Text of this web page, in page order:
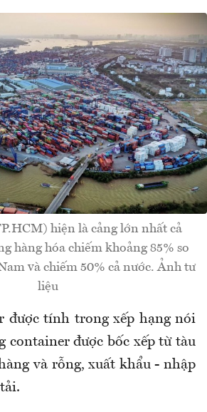
hiện là cảng lớn nhất cả
hàng hóa chiếm khoảng 85% so
và chiếm 50% cả nước. Ảnh tư
liệu
được tính trong xếp hạng nói
container được bốc xếp từ tàu
và rỗng, xuất khẩu - nhập